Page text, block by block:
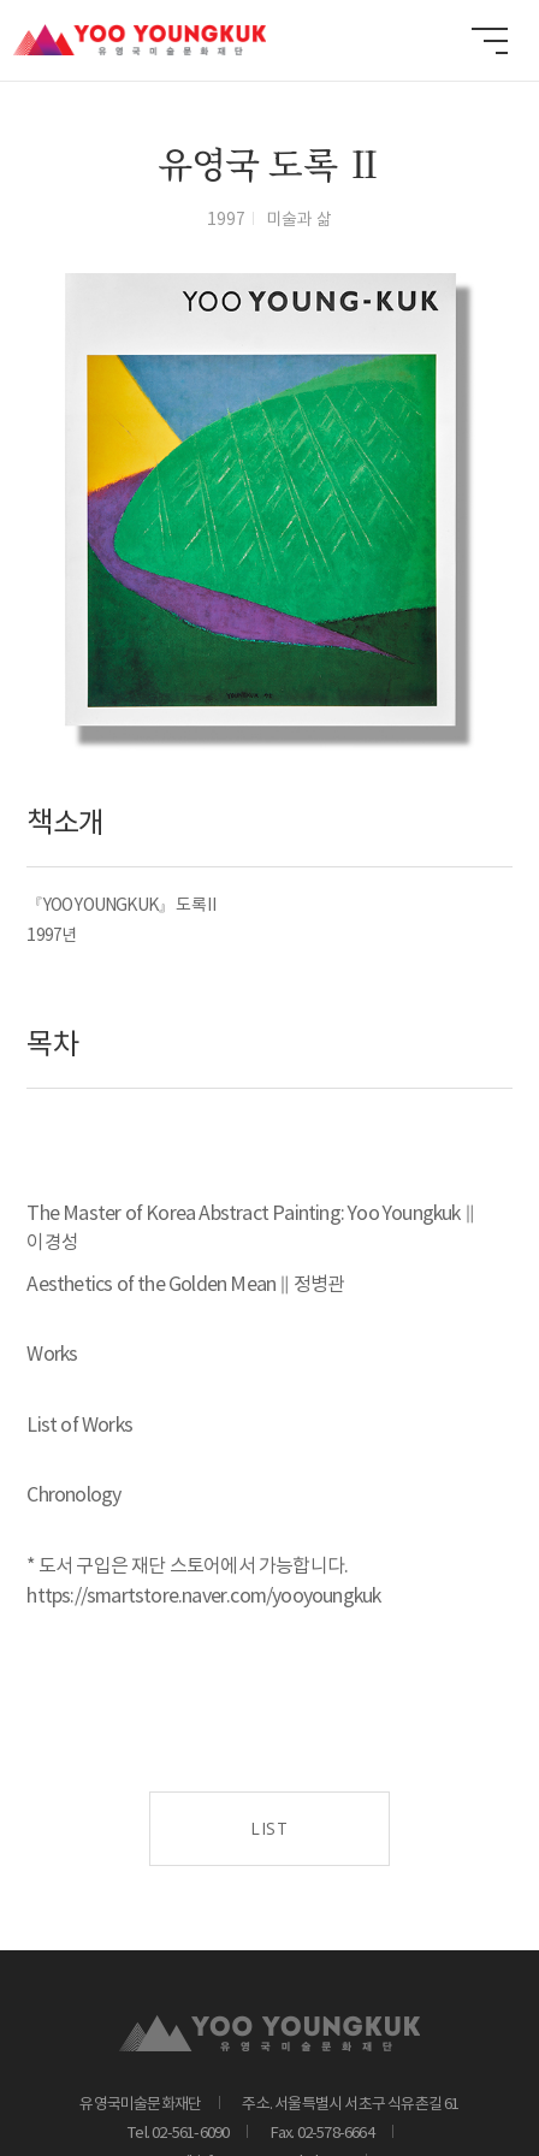
유영국 도록 Ⅱ
1997 미술과 삶
책소개
『YOO YOUNGKUK』 도록 Ⅱ
1997년
목차
The Master of Korea Abstract Painting: Yoo Youngkuk ∥
이경성
Aesthetics of the Golden Mean ∥ 정병관
Works
List of Works
Chronology
* 도서 구입은 재단 스토어에서 가능합니다.
https://smartstore.naver.com/yooyoungkuk
LIST
유영국미술문화재단
주소. 서울특별시 서초구 식유촌길 61
Tel. 02-561-6090
Fax. 02-578-6664